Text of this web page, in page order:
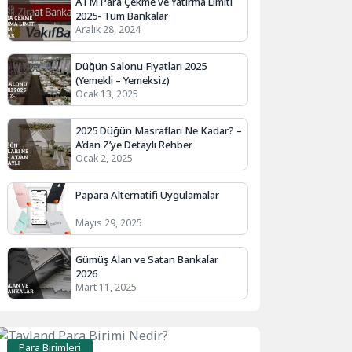
2025- Tüm Bankalar
Aralık 28, 2024
Düğün Salonu Fiyatları 2025
(Yemekli – Yemeksiz)
Ocak 13, 2025
2025 Düğün Masrafları Ne Kadar? –
A’dan Z’ye Detaylı Rehber
Ocak 2, 2025
Papara Alternatifi Uygulamalar
Mayıs 29, 2025
Gümüş Alan ve Satan Bankalar
2026
Mart 11, 2025
Para Birimleri